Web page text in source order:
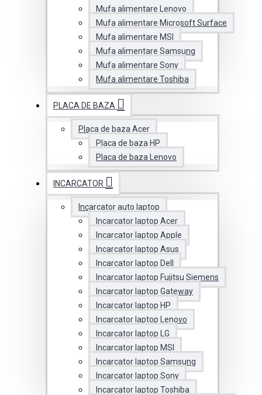
Mufa alimentare Lenovo
Mufa alimentare Microsoft Surface
Mufa alimentare MSI
Mufa alimentare Samsung
Mufa alimentare Sony
Mufa alimentare Toshiba
PLACA DE BAZA
Placa de baza Acer
Placa de baza HP
Placa de baza Lenovo
INCARCATOR
Incarcator auto laptop
Incarcator laptop Acer
Incarcator laptop Apple
Incarcator laptop Asus
Incarcator laptop Dell
Incarcator laptop Fujitsu Siemens
Incarcator laptop Gateway
Incarcator laptop HP
Incarcator laptop Lenovo
Incarcator laptop LG
Incarcator laptop MSI
Incarcator laptop Samsung
Incarcator laptop Sony
Incarcator laptop Toshiba